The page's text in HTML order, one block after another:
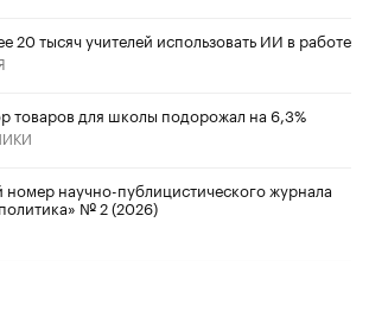
20 тысяч учителей использовать ИИ в работе
товаров для школы подорожал на 6,3%
научно-публицистического журнала
№ 2 (2026)